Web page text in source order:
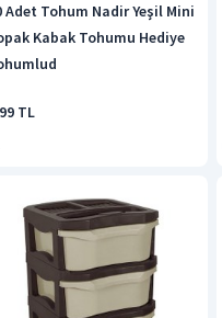
Adet Tohum Nadir Yeşil Mini
Kabak Tohumu Hediye
TL